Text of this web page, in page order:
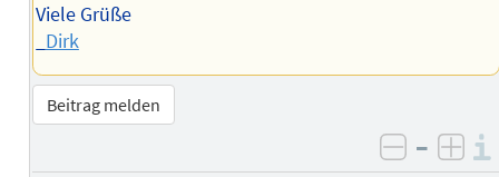
Viele Grüße
Dirk
Beitrag melden
negativ
–